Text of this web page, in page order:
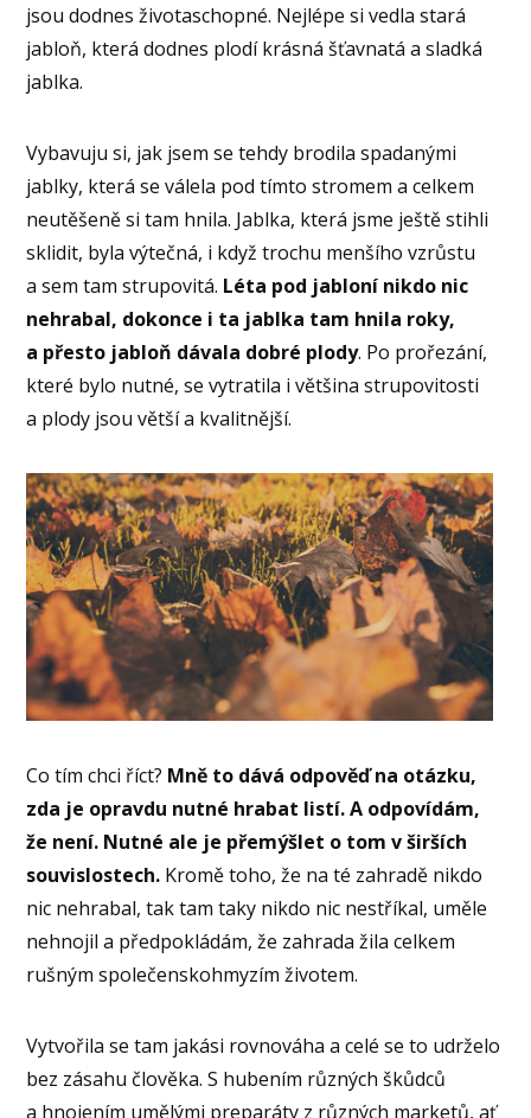
jsou dodnes životaschopné. Nejlépe si vedla stará
jabloň, která dodnes plodí krásná šťavnatá a sladká
jablka.
Vybavuju si, jak jsem se tehdy brodila spadanými
jablky, která se válela pod tímto stromem a celkem
neutěšeně si tam hnila. Jablka, která jsme ještě stihli
sklidit, byla výtečná, i když trochu menšího vzrůstu
a sem tam strupovitá. Léta pod jabloní nikdo nic
nehrabal, dokonce i ta jablka tam hnila roky,
a přesto jabloň dávala dobré plody. Po prořezání,
které bylo nutné, se vytratila i většina strupovitosti
a plody jsou větší a kvalitnější.
Co tím chci říct? Mně to dává odpověď na otázku,
zda je opravdu nutné hrabat listí. A odpovídám,
že není. Nutné ale je přemýšlet o tom v širších
souvislostech. Kromě toho, že na té zahradě nikdo
nic nehrabal, tak tam taky nikdo nic nestříkal, uměle
nehnojil a předpokládám, že zahrada žila celkem
rušným společenskohmyzím životem.
Vytvořila se tam jakási rovnováha a celé se to udrželo
bez zásahu člověka. S hubením různých škůdců
a hnojením umělými preparáty z různých marketů, ať